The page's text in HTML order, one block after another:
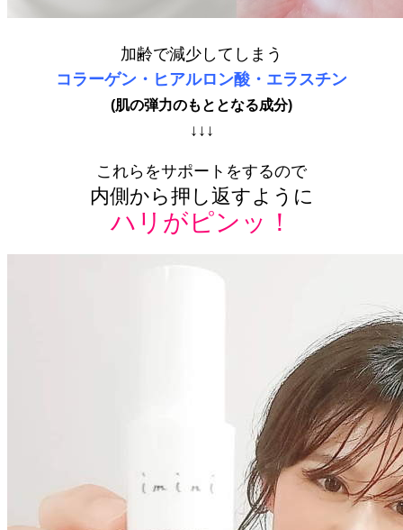
加齢で減少してしまう
コラーゲン・ヒアルロン酸・エラスチン
(肌の弾力のもととなる成分)
↓↓↓
これらをサポートをするので
内側から押し返すように
ハリがピンッ！